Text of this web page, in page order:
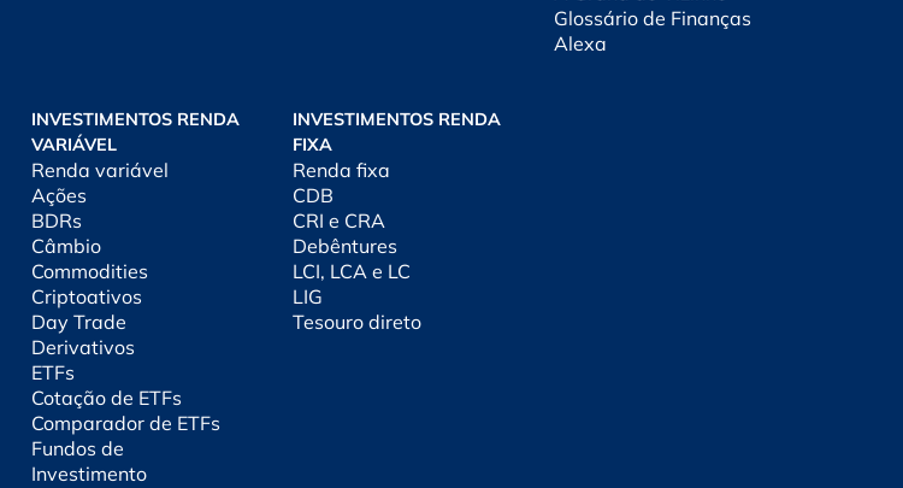
Glossário de Finanças
Alexa
INVESTIMENTOS RENDA
VARIÁVEL
Renda variável
Ações
BDRs
Câmbio
Commodities
Criptoativos
Day Trade
Derivativos
ETFs
Cotação de ETFs
Comparador de ETFs
Fundos de
Investimento
INVESTIMENTOS RENDA
FIXA
Renda fixa
CDB
CRI e CRA
Debêntures
LCI, LCA e LC
LIG
Tesouro direto